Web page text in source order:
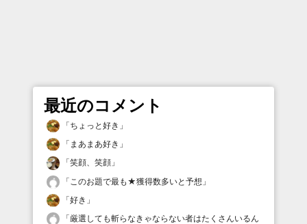
最近のコメント
「ちょっと好き 」
「 まあまあ好き 」
「笑顔、笑顔 」
「 このお題で最も★獲得数多いと予想 」
「好き 」
「厳選しても斬らなきゃならない者はたくさんいるん